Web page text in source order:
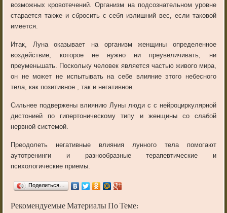
возможных кровотечений. Организм на подсознательном уровне
старается также и сбросить с себя излишний вес, если таковой
имеется.
Итак, Луна оказывает на организм женщины определенное
воздействие, которое не нужно ни преувеличивать, ни
преуменьшать. Поскольку человек является частью живого мира,
он не может не испытывать на себе влияние этого небесного
тела, как позитивное , так и негативное.
Сильнее подвержены влиянию Луны люди с с нейроциркулярной
дистонией по гипертоническому типу и женщины со слабой
нервной системой.
Преодолеть негативные влияния лунного тела помогают
аутотренинги и разнообразные терапевтические и
психологические приемы.
Поделиться…
Рекомендуемые Материалы По Теме: